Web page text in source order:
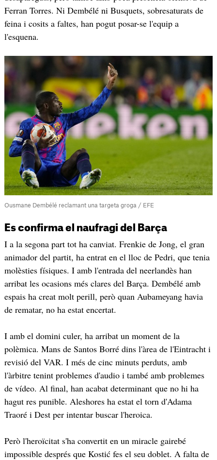
Ferran Torres. Ni Dembélé ni Busquets, sobresaturats de
feina i cosits a faltes, han pogut posar-se l'equip a
l'esquena.
Ousmane Dembélé reclamant una targeta groga / EFE
Es confirma el naufragi del Barça
I a la segona part tot ha canviat. Frenkie de Jong, el gran
animador del partit, ha entrat en el lloc de Pedri, que tenia
molèsties físiques. I amb l'entrada del neerlandès han
arribat les ocasions més clares del Barça. Dembélé amb
espais ha creat molt perill, però quan Aubameyang havia
de rematar, no ha estat encertat.
I amb el domini culer, ha arribat un moment de la
polèmica. Mans de Santos Borré dins l'àrea de l'Eintracht i
revisió del VAR. I més de cinc minuts perduts, amb
l'àrbitre tenint problemes d'audio i també amb problemes
de vídeo. Al final, han acabat determinant que no hi ha
hagut res punible. Aleshores ha estat el torn d'Adama
Traoré i Dest per intentar buscar l'heroica.
Però l'heroïcitat s'ha convertit en un miracle gairebé
impossible després que Kostić fes el seu doblet. A falta de